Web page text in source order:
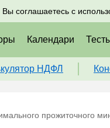
соглашаетесь ск нам в
Календари
НДФЛ
прожиточного